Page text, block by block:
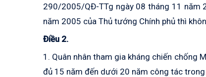
290/2005/QĐ-TTg ngày 08 tháng 11 năm
năm 2005 của Thủ tướng Chính phủ thì
Điều 2.
1. Quân nhân tham gia kháng chiến
đủ 15 năm đến dưới 20 năm công tác